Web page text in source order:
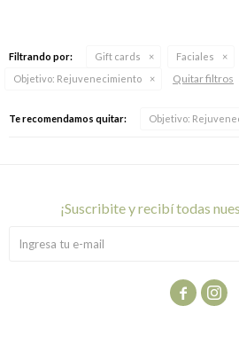
Filtrando por: Gift cards
Faciales
Objetivo: Rejuvenecimiento Quitar filtros
Te recomendamos quitar: Objetivo:
¡suscribite y recibí todas
 